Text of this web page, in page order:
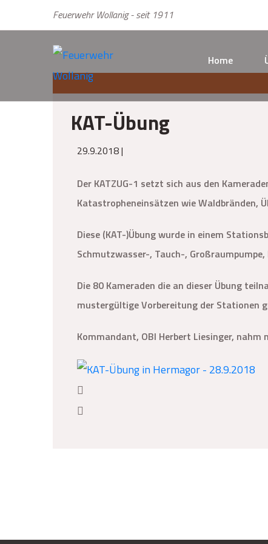
Feuerwehr Wollanig - seit 1911
Home
KAT-Übung
29.9.2018 |
Der KATZUG-1 setzt sich aus den
Katastropheneinsätzen wie Waldbränden,
Diese (KAT-)Übung wurde in einem
Schmutzwasser-, Tauch-,
Die 80 Kameraden die an dieser Übung
mustergültige Vorbereitung der Stationen
Kommandant, OBI Herbert Liesinger,